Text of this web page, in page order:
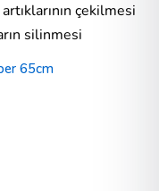
çekilmesi
silinmesi
65cm